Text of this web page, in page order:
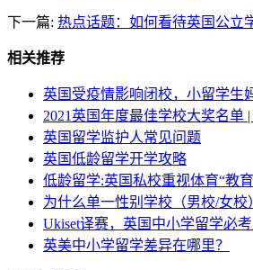
下一篇: 热点话题：如何看待英国公立
相关推荐
英国受疫情影响闭校，小留学生
2021英国年度最佳学校大奖名单 |
英国留学监护人常见问题
英国低龄留学开学攻略
低龄留学:英国私校重视体育“教
为什么单一性别学校（男校/女校
Ukiset译赛，英国中小学留学必考
英美中小学留学差异在哪里？